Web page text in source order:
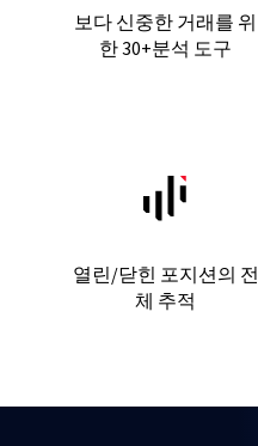
보다 신중한 거래를 위
한 30+분석 도구
열린/닫힌 포지션의 전
체 추적